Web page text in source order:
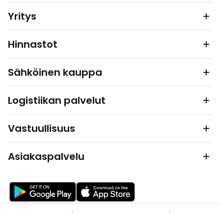
Yritys
Hinnastot
Sähköinen kauppa
Logistiikan palvelut
Vastuullisuus
Asiakaspalvelu